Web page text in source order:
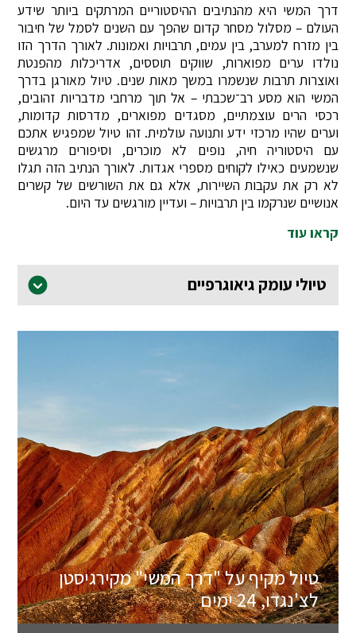
דרך המשי היא מהנתיבים ההיסטוריים המרתקים ביותר שידע
העולם – מסלול מסחר קדום שהפך עם השנים לסמל של חיבור
בין מזרח למערב, בין עמים, תרבויות ואמונות. לאורך הדרך הזו
נולדו ערים מפוארות, שווקים תוססים, אדריכלות מהפנטת
ואוצרות תרבות שנשמרו במשך מאות שנים. טיול מאורגן בדרך
המשי הוא מסע רב־שכבתי – אל תוך מרחבי מדבריות זהובים,
רכסי הרים עוצמתיים, מסגדים מפוארים, מדרסות קדומות,
וערים שהיו מרכזי ידע ותנועה עולמית. זהו טיול שמפגיש אתכם
עם היסטוריה חיה, נופים לא מוכרים, וסיפורים מרגשים
שנשמעים כאילו לקוחים מספרי אגדות. לאורך הנתיב הזה תגלו
לא רק את עקבות השיירות, אלא גם את השורשים של קשרים
אנושיים שנרקמו בין תרבויות – ועדיין מורגשים עד היום.
קראו עוד
טיולי עומק גיאוגרפיים
טיול מקיף על "דרך המשי" מקירגיסטן
לצ'נגדו, 24 ימים